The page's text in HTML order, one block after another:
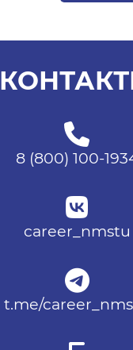
8 (800) 100-
career_nmstu
t.me/